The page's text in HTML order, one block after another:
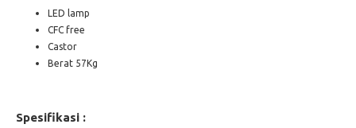
LED lamp
CFC free
Castor
​Berat 57Kg
Spesifikasi :